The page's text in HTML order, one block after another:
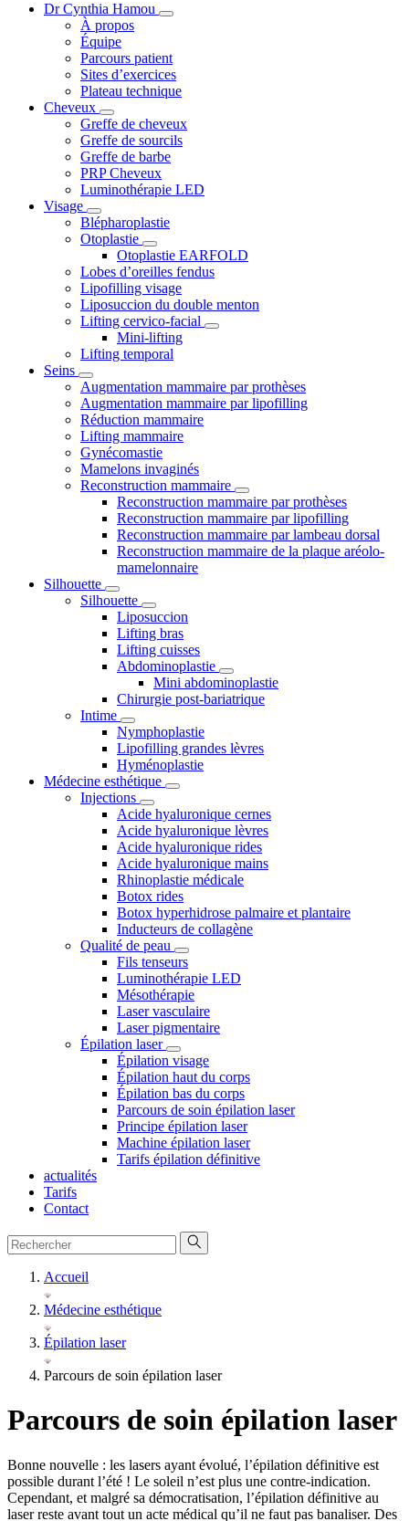
Dr Cynthia Hamou
À propos
Équipe
Parcours patient
Sites d’exercices
Plateau technique
Cheveux
Greffe de cheveux
Greffe de sourcils
Greffe de barbe
PRP Cheveux
Luminothérapie LED
Visage
Blépharoplastie
Otoplastie
Otoplastie EARFOLD
Lobes d’oreilles fendus
Lipofilling visage
Liposuccion du double menton
Lifting cervico-facial
Mini-lifting
Lifting temporal
Seins
Augmentation mammaire par prothèses
Augmentation mammaire par lipofilling
Réduction mammaire
Lifting mammaire
Gynécomastie
Mamelons invaginés
Reconstruction mammaire
Reconstruction mammaire par prothèses
Reconstruction mammaire par lipofilling
Reconstruction mammaire par lambeau dorsal
Reconstruction mammaire de la plaque aréolo-
mamelonnaire
Silhouette
Silhouette
Liposuccion
Lifting bras
Lifting cuisses
Abdominoplastie
Mini abdominoplastie
Chirurgie post-bariatrique
Intime
Nymphoplastie
Lipofilling grandes lèvres
Hyménoplastie
Médecine esthétique
Injections
Acide hyaluronique cernes
Acide hyaluronique lèvres
Acide hyaluronique rides
Acide hyaluronique mains
Rhinoplastie médicale
Botox rides
Botox hyperhidrose palmaire et plantaire
Inducteurs de collagène
Qualité de peau
Fils tenseurs
Luminothérapie LED
Mésothérapie
Laser vasculaire
Laser pigmentaire
Épilation laser
Épilation visage
Épilation haut du corps
Épilation bas du corps
Parcours de soin épilation laser
Principe épilation laser
Machine épilation laser
Tarifs épilation définitive
actualités
Tarifs
Contact
Accueil
Médecine esthétique
Épilation laser
Parcours de soin épilation laser
Parcours de soin épilation laser
Bonne nouvelle : les lasers ayant évolué, l’épilation définitive est
possible durant l’été ! Le soleil n’est plus une contre-indication.
Cependant, et malgré sa démocratisation, l’épilation définitive au
laser reste avant tout un acte médical qu’il ne faut pas banaliser. Des